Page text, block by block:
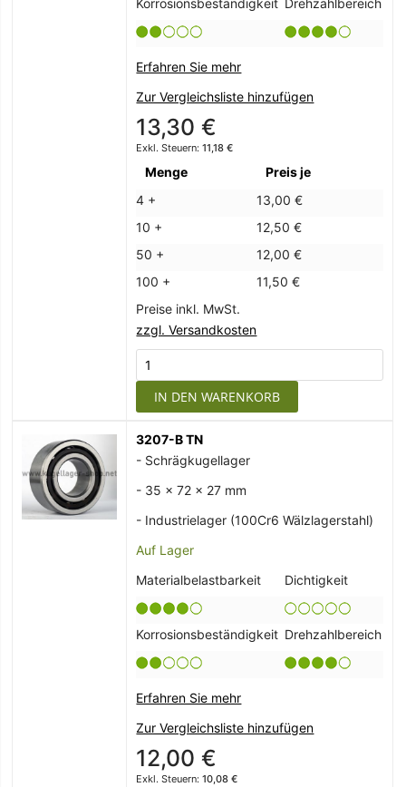
Korrosionsbeständigkeit Drehzahlbereich
Erfahren Sie mehr
Zur Vergleichsliste hinzufügen
13,30 €
11,18 €
Menge
Preis je
4 +
13,00 €
10 +
12,50 €
50 +
12,00 €
100 +
11,50 €
Preise inkl. MwSt.
zzgl. Versandkosten
IN DEN WARENKORB
3207-B TN
- Schrägkugellager
- 35 x 72 x 27 mm
- Industrielager (100Cr6 Wälzlagerstahl)
Auf Lager
Materialbelastbarkeit
Dichtigkeit
Korrosionsbeständigkeit Drehzahlbereich
Erfahren Sie mehr
Zur Vergleichsliste hinzufügen
12,00 €
10,08 €